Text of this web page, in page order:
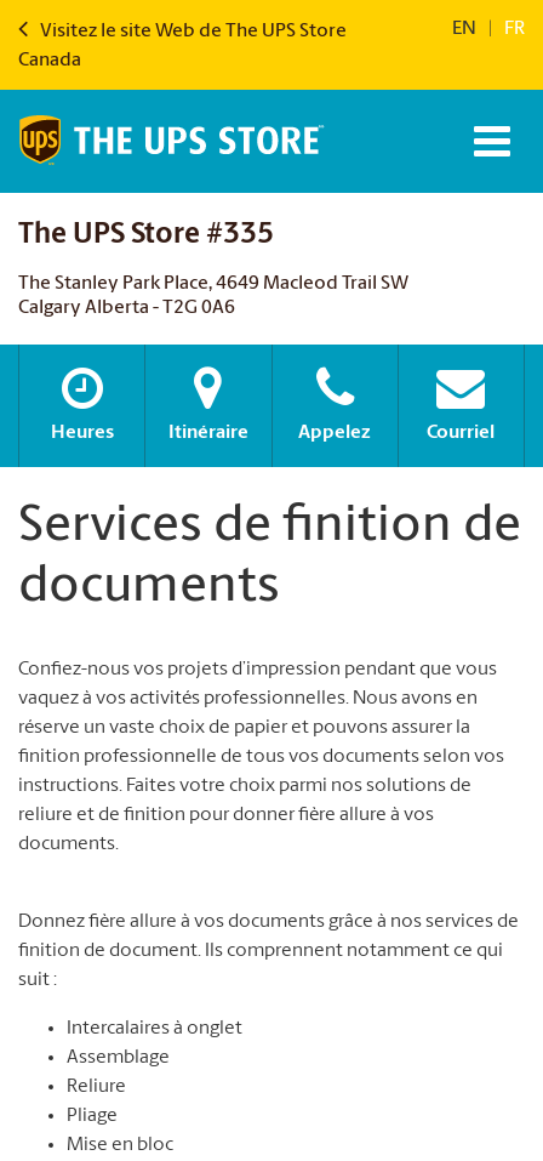
Visitez le site Web de The UPS Store
Canada
EN FR
The UPS Store #335
The Stanley Park Place, 4649 Macleod Trail SW
Calgary Alberta - T2G 0A6
Heures Itinéraire Appelez Courriel
Services de finition de
documents
Confiez-nous vos projets d’impression pendant que vous
vaquez à vos activités professionnelles. Nous avons en
réserve un vaste choix de papier et pouvons assurer la
finition professionnelle de tous vos documents selon vos
instructions. Faites votre choix parmi nos solutions de
reliure et de finition pour donner fière allure à vos
documents.
Donnez fière allure à vos documents grâce à nos services de
finition de document. Ils comprennent notamment ce qui
suit :
Intercalaires à onglet
Assemblage
Reliure
Pliage
Mise en bloc